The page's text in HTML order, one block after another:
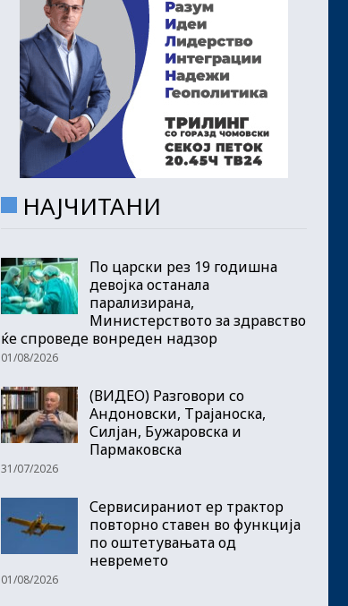
НАЈЧИТАНИ
По царски рез 19 годишна
девојка останала
парализирана,
Министерството за здравство
ќе спроведе вонреден надзор
01/08/2026
(ВИДЕО) Разговори со
Андоновски, Трајаноска,
Силјан, Бужаровска и
Пармаковска
31/07/2026
Сервисираниот ер трактор
повторно ставен во функција
по оштетувањата од
невремето
01/08/2026